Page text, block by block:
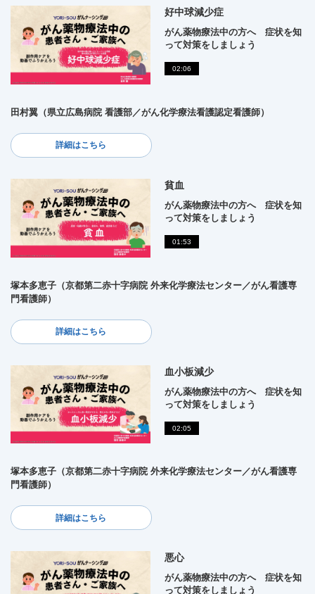
好中球減少症
がん薬物療法中の方へ 症状を知
って対策をしましょう
02:06
田村翼（県立広島病院 看護部／がん化学療法看護認定看護師）
詳細はこちら
貧血
がん薬物療法中の方へ 症状を知
って対策をしましょう
01:53
塚本多恵子（京都第二赤十字病院 外来化学療法センター／がん看護専
門看護師）
詳細はこちら
血小板減少
がん薬物療法中の方へ 症状を知
って対策をしましょう
02:05
塚本多恵子（京都第二赤十字病院 外来化学療法センター／がん看護専
門看護師）
詳細はこちら
悪心
がん薬物療法中の方へ 症状を知
って対策をしましょう